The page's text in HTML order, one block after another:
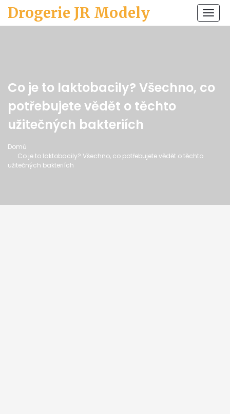
Drogerie JR Modely
Co je to laktobacily? Všechno, co
potřebujete vědět o těchto
užitečných bakteriích
Domů
Co je to laktobacily? Všechno, co potřebujete vědět o těchto
užitečných bakteriích